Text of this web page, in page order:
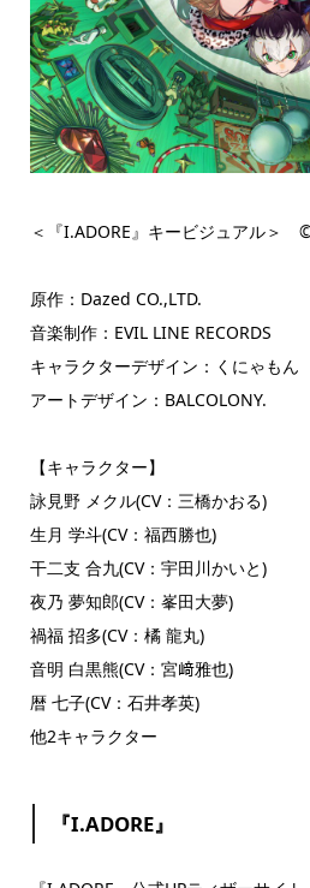
＜『I.ADORE』キービジュアル＞
原作：Dazed CO.,LTD.
音楽制作：EVIL LINE RECORDS
キャラクターデザイン：くにゃもん
アートデザイン：BALCOLONY.
【キャラクター】
詠見野 メクル(CV：三橋かおる)
生月 学斗(CV：福西勝也)
干二支 合九(CV：宇田川かいと)
夜乃 夢知郎(CV：峯田大夢)
禍福 招多(CV：橘 龍丸)
音明 白黒熊(CV：宮﨑雅也)
暦 七子(CV：石井孝英)
他2キャラクター
『I.ADORE』